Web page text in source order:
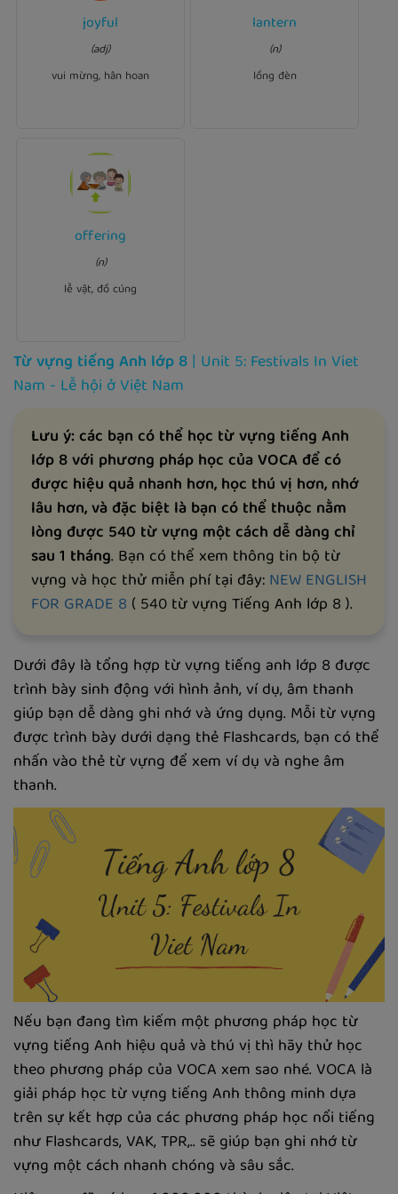
joyful
(adj)
vui mừng, hân hoan
Ví dụ:
joyful
at the news.
lantern
(n)
lồng đèn
Ví dụ:
I buy my child a
offering
(n)
lễ vật, đồ cúng
Visitors make
offerings
incense, flowers, fruit and
at the pagoda.
Từ vựng tiếng Anh lớp 8| Unit 5: Festivals In Viet
Nam - Lễ hội ở Việt Nam
Lưu ý: các bạn có thể học từ vựng tiếng Anh
lớp 8 với phương pháp học của VOCA để có
được hiệu quả nhanh hơn, học thú vị hơn, nhớ
lâu hơn, và đặc biệt là bạn có thể thuộc nằm
lòng được 540 từ vựng một cách dễ dàng chỉ
sau 1 tháng. Bạn có thể xem thông tin bộ từ
vựng và học thử miễn phí tại đây:NEW ENGLISH
FOR GRADE 8 ( 540 từ vựng Tiếng Anh lớp 8 ).
Dưới đây là tổng hợp từ vựng tiếng anh lớp 8 được
trình bày sinh động với hình ảnh, ví dụ, âm thanh
giúp bạn dễ dàng ghi nhớ và ứng dụng. Mỗi từ vựng
được trình bày dưới dạng thẻ Flashcards, bạn có thể
nhấn vào thẻ từ vựng để xem ví dụ và nghe âm
thanh.
Nếu bạn đang tìm kiếm một phương pháp học từ
vựng tiếng Anh hiệu quả và thú vị thì hãy thử học
theo phương pháp của VOCA xem sao nhé. VOCA là
giải pháp học từ vựng tiếng Anh thông minh dựa
trên sự kết hợp của các phương pháp học nổi tiếng
như Flashcards, VAK, TPR,.. sẽ giúp bạn ghi nhớ từ
vựng một cách nhanh chóng và sâu sắc.